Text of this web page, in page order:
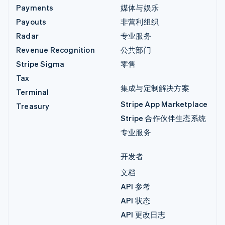
Payments
Payouts
Radar
Revenue Recognition
Stripe Sigma
Tax
Terminal
Treasury
媒体与娱乐
非营利组织
专业服务
公共部门
零售
集成与定制解决方案
Stripe App Marketplace
Stripe 合作伙伴生态系统
专业服务
开发者
文档
API 参考
API 状态
API 更改日志